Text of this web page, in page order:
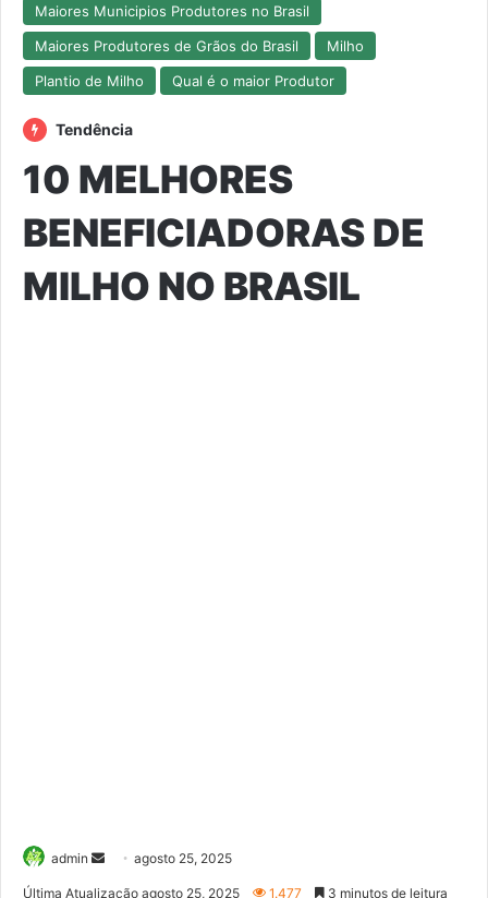
Maiores Municipios Produtores no Brasil
Maiores Produtores de Grãos do Brasil
Milho
Plantio de Milho
Qual é o maior Produtor
Tendência
10 MELHORES
BENEFICIADORAS DE
MILHO NO BRASIL
admin
Mandeagosto 25, 2025
Última Atualização agosto 25, 2025 1.477 3 minutos de leitura